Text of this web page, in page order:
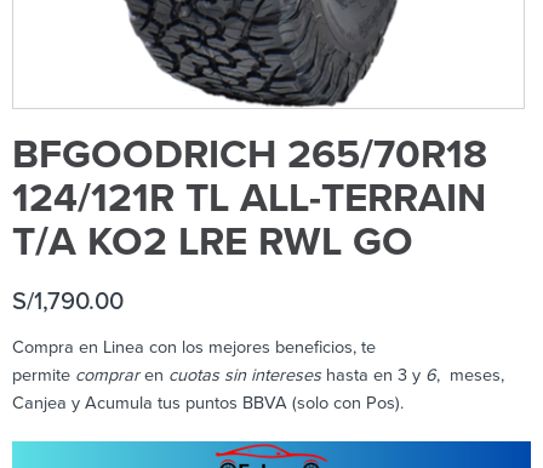
BFGOODRICH 265/70R18
124/121R TL ALL-TERRAIN
T/A KO2 LRE RWL GO
S/1,790.00
Compra en Linea con los mejores beneficios, te
permite compraren cuotas sin intereseshasta en 3 y 6, meses,
Canjea y Acumula tus puntos BBVA (solo con Pos).